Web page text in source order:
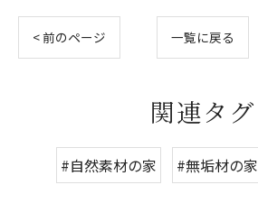
< 前のページ 一覧に戻る
関連タグ
#自然素材の家 #無垢材の家